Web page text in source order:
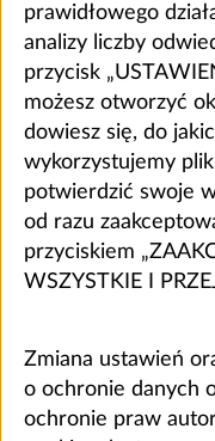
prawidłowego
analizy liczby
przycisk
możesz otworzyć
dowiesz się, do
wykorzystujemy
potwierdzić swoje
od razu
przyciskiem
WSZYSTKIE I
Zmiana ustawień
o ochronie danych
ochronie praw